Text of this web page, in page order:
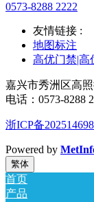
0573-8288 2222
友情链接 :
地图标注
高优门禁|高
嘉兴市秀洲区高
电话：0573-8288
浙ICP备
Powered by
繁体
首页
产品